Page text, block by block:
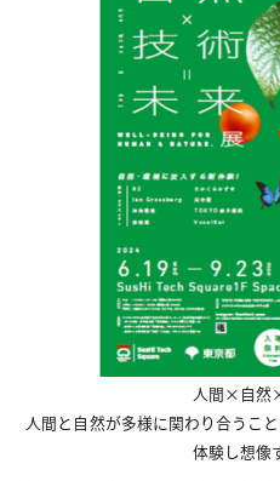
人間×自然
人間と自然が多様に関わり合うこ
体験し想像